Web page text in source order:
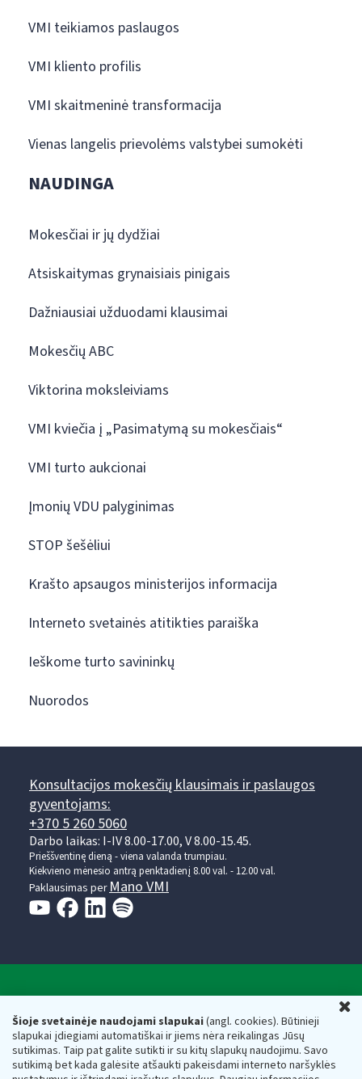
Šioje svetainėje naudojami slapukai(angl. cookies). Būtinieji
slapukai įdiegiami automatiškai ir jiems nėra reikalingas Jūsų
sutikimas. Taip pat galite sutikti ir su kitų slapukų naudojimu. Savo
sutikimą bet kada galėsite atšaukti pakeisdami interneto naršyklės
VMI teikiamos paslaugos
VMI kliento profilis
VMI skaitmeninė transformacija
Vienas langelis prievolėms valstybei sumokėti
NAUDINGA
Mokesčiai ir jų dydžiai
Atsiskaitymas grynaisiais pinigais
Dažniausiai užduodami klausimai
Mokesčių ABC
Viktorina moksleiviams
VMI kviečia į „Pasimatymą su mokesčiais“
VMI turto aukcionai
Įmonių VDU palyginimas
STOP šešėliui
Krašto apsaugos ministerijos informacija
Interneto svetainės atitikties paraiška
Ieškome turto savininkų
Nuorodos
Konsultacijos mokesčių klausimais ir paslaugos
gyventojams:
+370 5 260 5060
Darbo laikas: I-IV 8.00-17.00, V 8.00-15.45.
Prieššventinę dieną - viena valanda trumpiau.
Kiekvieno mėnesio antrą penktadienį 8.00 val. - 12.00 val.
Paklausimas per Mano VMI
Respublikos finansų ministerijos
Biudžetinė įstaiga. Juridinio asmens kodas — 188659752,
adresas: Vasario 16-osios g. 14, 01107 Vilnius, Lietuva, el.paštas:
vmi@vmi.lt, E. pristatymo dėžutės adresas 188659752